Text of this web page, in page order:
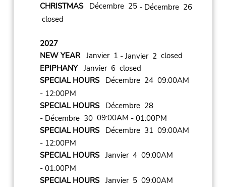
CHRISTMASDécembre 25 - Décembre 26
closed
2027
NEW YEARJanvier 1 - Janvier 2 closed
EPIPHANYJanvier 6 closed
SPECIAL HOURSDécembre 24 09:00AM
- 12:00PM
SPECIAL HOURSDécembre 28
- Décembre 3009:00AM - 01:00PM
SPECIAL HOURSDécembre 31 09:00AM
- 12:00PM
SPECIAL HOURSJanvier 4 09:00AM
- 01:00PM
SPECIAL HOURSJanvier 5 09:00AM